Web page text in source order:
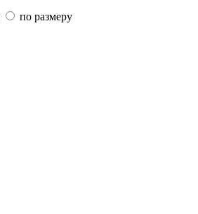
по размеру